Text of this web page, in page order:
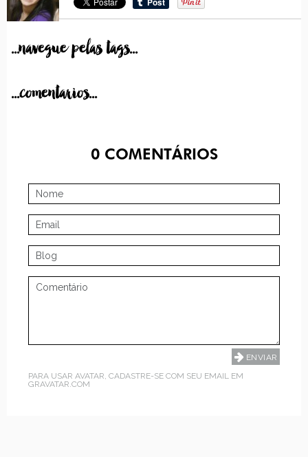
...navegue pelas tags...
...comentarios...
0COMENTÁRIOS
PARA USAR AVATAR, CADASTRE-SE COM SEU EMAIL EM
GRAVATAR.COM